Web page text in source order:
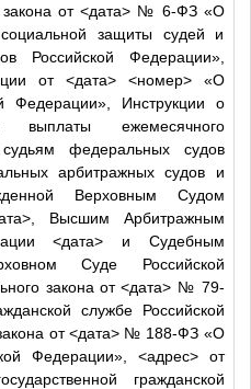
от <дата> № 6-ФЗ «О
защиты судей и
Российской Федерации»,
от <дата> <номер>«О
Федерации», Инструкции о
ежемесячного
федеральных судов
арбитражных судов и
Верховным Судом
, Высшим Арбитражным
<дата> и Судебным
Суде Российской
закона от<дата> № 79-
службе Российской
от<дата> № 188-ФЗ «О
Федерации», <адрес>от
гражданской